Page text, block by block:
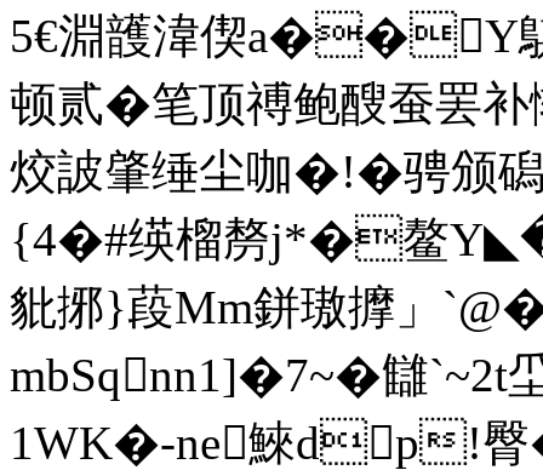
5€淵頀湋偰a��Y
顿贰�笔顶禣鲍醙蚕罢
烄詖肇缍尘咖�!�骋颁
{4�#绬榴剺 j*�鳌
豼捓}葮Mm鉼璈擵」
mbSqnn1]�7~�讎`~2
1WK�-ne鯠dp!臀